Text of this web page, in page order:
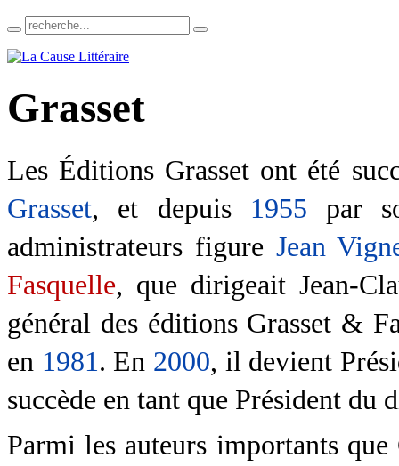
Grasset
Les Éditions Grasset ont été
Grasset, et depuis 1955 par
administrateurs figure Jean
Fasquelle, que dirigeait Jean-
général des éditions Grasset &
en 1981 . En 2000, il devient
succède en tant que Président du
Parmi les auteurs importants